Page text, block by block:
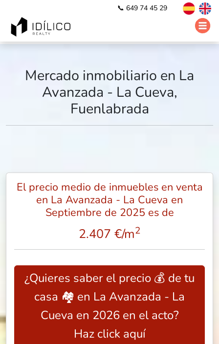
📞 649 74 45 29
Mercado inmobiliario en La
Avanzada - La Cueva,
Fuenlabrada
El precio medio de inmuebles en venta
en La Avanzada - La Cueva en
Septiembre de 2025 es de
2.407 €/m2
¿Quieres saber el precio 💰 de tu
casa 🏘️ en La Avanzada - La
Cueva en 2026 en el acto?
Haz click aquí